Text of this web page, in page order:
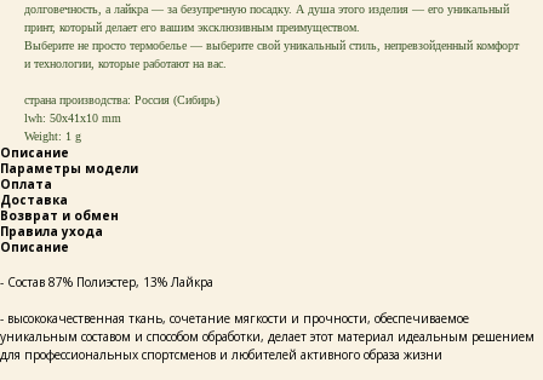
долговечность, а лайкра — за безупречную посадку. А душа этого изделия — его уникальный
принт, который делает его вашим эксклюзивным преимуществом.
Выберите не просто термобелье — выберите свой уникальный стиль, непревзойденный комфорт
и технологии, которые работают на вас.
страна производства: Россия (Сибирь)
lwh: 50x41x10 mm
Weight: 1 g
Описание
Параметры модели
Оплата
Доставка
Возврат и обмен
Правила ухода
Описание
- Состав 87% Полиэстер, 13% Лайкра
- высококачественная ткань, сочетание мягкости и прочности, обеспечиваемое
уникальным составом и способом обработки, делает этот материал идеальным решением
для профессиональных спортсменов и любителей активного образа жизни